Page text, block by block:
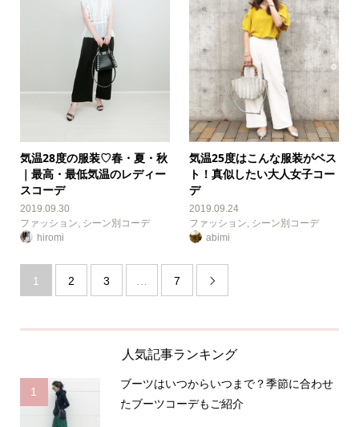
気温28度の服装♡春・夏・秋
｜最高・最低気温のレディー
スコーデ
2019.09.30
ファッション シーン別コーデ
hiromi
気温25度はこんな服装がベス
ト！真似したい大人女子コー
デ
2019.09.24
ファッション シーン別コーデ
abimi
1 2 3 7 
人気記事ランキング
1
ブーツはいつからいつまで？季節に合わせ
たブーツコーデもご紹介